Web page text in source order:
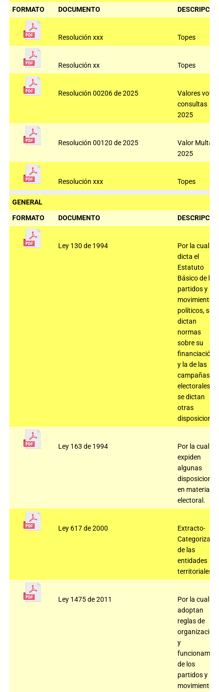
FORMATO DOCUMENTO
Resolución xxx Topes
Resolución xx Topes
Resolución 00206 de 2025
Valores votos
consultas
2025
Resolución 00120 de 2025
Valor Multas
2025
Resolución xxx Topes
GENERAL
FORMATO
DOCUMENTO
Ley 130 de 1994
Por la cual se
dicta el
Estatuto
Básico de los
partidos y
movimientos
políticos, se
dictan
normas
sobre su
financiación
y la de las
campañas
electorales y
se dictan
otras
Ley 163 de 1994
Por la cual se
expiden
algunas
disposiciones
en materia
electoral.
Ley 617 de 2000
Extracto-
de las
entidades
territoriales.
Ley 1475 de 2011
Por la cual se
adoptan
reglas de
organización
y
de los
partidos y
movimientos